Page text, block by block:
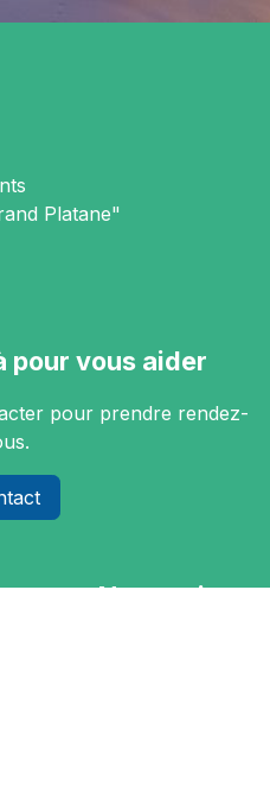
Platane"
pour vous aider
pour prendre rendez-
Nous suivre